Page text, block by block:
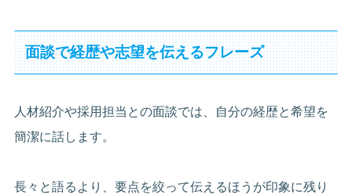
面談で経歴や志望を伝えるフレーズ
人材紹介や採用担当との面談では、自分の経歴と希望を
簡潔に話します。
長々と語るより、要点を絞って伝えるほうが印象に残り